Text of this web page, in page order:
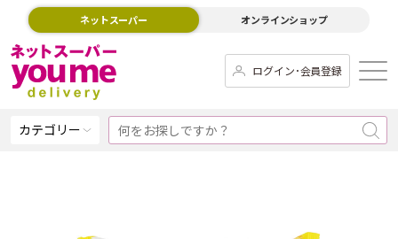
ネットスーパー オンラインショップ
ログイン･会員登録
カテゴリー